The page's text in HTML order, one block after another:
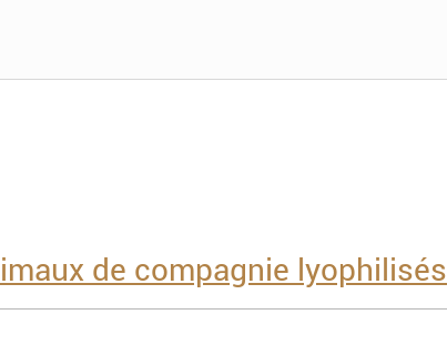
de compagnie lyophilisés